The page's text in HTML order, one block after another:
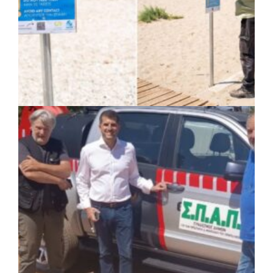
αναβάθμιση του ΚΕΦΙΑΠ Καρδίτσας
πριν από 3 μέρες
Δήμος Αθηναίων: 651 δημότες συμμετείχαν
στις δράσεις διατροφικής υποστήριξης
ΚΟΙΝΩΝΙΑ | 07/08/2026 · 14:50
Δήμος Σαρωνικού και ΑΡΧΕΛΩΝ
ενημερώνουν τους λουόμενους για τη
συνύπαρξη με τις θαλάσσιες χελώνες